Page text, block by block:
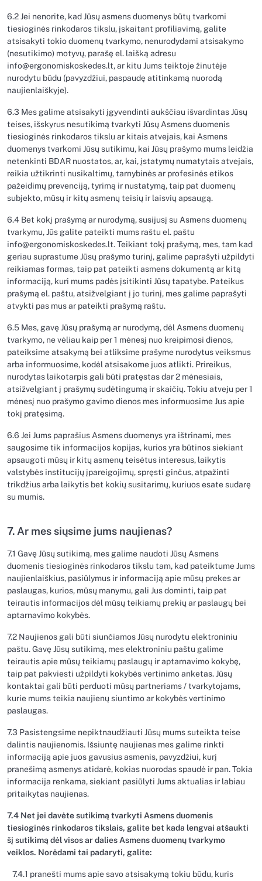
6.2 Jei nenorite, kad Jūsų asmens duomenys būtų tvarkomi
tiesioginės rinkodaros tikslu, įskaitant profiliavimą, galite
atsisakyti tokio duomenų tvarkymo, nenurodydami atsisakymo
(nesutikimo) motyvų, parašę el. laišką adresu
info@ergonomiskoskedes.lt, ar kitu Jums teiktoje žinutėje
nurodytu būdu (pavyzdžiui, paspaudę atitinkamą nuorodą
naujienlaiškyje).
6.3 Mes galime atsisakyti įgyvendinti aukščiau išvardintas Jūsų
teises, išskyrus nesutikimą tvarkyti Jūsų Asmens duomenis
tiesioginės rinkodaros tikslu ar kitais atvejais, kai Asmens
duomenys tvarkomi Jūsų sutikimu, kai Jūsų prašymo mums leidžia
netenkinti BDAR nuostatos, ar, kai, įstatymų numatytais atvejais,
reikia užtikrinti nusikaltimų, tarnybinės ar profesinės etikos
pažeidimų prevenciją, tyrimą ir nustatymą, taip pat duomenų
subjekto, mūsų ir kitų asmenų teisių ir laisvių apsaugą.
6.4 Bet kokį prašymą ar nurodymą, susijusį su Asmens duomenų
tvarkymu, Jūs galite pateikti mums raštu el. paštu
info@ergonomiskoskedes.lt. Teikiant tokį prašymą, mes, tam kad
geriau suprastume Jūsų prašymo turinį, galime paprašyti užpildyti
reikiamas formas, taip pat pateikti asmens dokumentą ar kitą
informaciją, kuri mums padės įsitikinti Jūsų tapatybe. Pateikus
prašymą el. paštu, atsižvelgiant į jo turinį, mes galime paprašyti
atvykti pas mus ar pateikti prašymą raštu.
6.5 Mes, gavę Jūsų prašymą ar nurodymą, dėl Asmens duomenų
tvarkymo, ne vėliau kaip per 1 mėnesį nuo kreipimosi dienos,
pateiksime atsakymą bei atliksime prašyme nurodytus veiksmus
arba informuosime, kodėl atsisakome juos atlikti. Prireikus,
nurodytas laikotarpis gali būti pratęstas dar 2 mėnesiais,
atsižvelgiant į prašymų sudėtingumą ir skaičių. Tokiu atveju per 1
mėnesį nuo prašymo gavimo dienos mes informuosime Jus apie
tokį pratęsimą.
6.6 Jei Jums paprašius Asmens duomenys yra ištrinami, mes
saugosime tik informacijos kopijas, kurios yra būtinos siekiant
apsaugoti mūsų ir kitų asmenų teisėtus interesus, laikytis
valstybės institucijų įpareigojimų, spręsti ginčus, atpažinti
trikdžius arba laikytis bet kokių susitarimų, kuriuos esate sudarę
su mumis.
7. Ar mes siųsime jums naujienas?
7.1 Gavę Jūsų sutikimą, mes galime naudoti Jūsų Asmens
duomenis tiesioginės rinkodaros tikslu tam, kad pateiktume Jums
naujienlaiškius, pasiūlymus ir informaciją apie mūsų prekes ar
paslaugas, kurios, mūsų manymu, gali Jus dominti, taip pat
teirautis informacijos dėl mūsų teikiamų prekių ar paslaugų bei
aptarnavimo kokybės.
7.2 Naujienos gali būti siunčiamos Jūsų nurodytu elektroniniu
paštu. Gavę Jūsų sutikimą, mes elektroniniu paštu galime
teirautis apie mūsų teikiamų paslaugų ir aptarnavimo kokybę,
taip pat pakviesti užpildyti kokybės vertinimo anketas. Jūsų
kontaktai gali būti perduoti mūsų partneriams / tvarkytojams,
kurie mums teikia naujienų siuntimo ar kokybės vertinimo
paslaugas.
7.3 Pasistengsime nepiktnaudžiauti Jūsų mums suteikta teise
dalintis naujienomis. Išsiuntę naujienas mes galime rinkti
informaciją apie juos gavusius asmenis, pavyzdžiui, kurį
pranešimą asmenys atidarė, kokias nuorodas spaudė ir pan. Tokia
informacija renkama, siekiant pasiūlyti Jums aktualias ir labiau
pritaikytas naujienas.
7.4 Net jei davėte sutikimą tvarkyti Asmens duomenis
tiesioginės rinkodaros tikslais, galite bet kada lengvai atšaukti
šį sutikimą dėl visos ar dalies Asmens duomenų tvarkymo
veiklos. Norėdami tai padaryti, galite:
7.4.1 pranešti mums apie savo atsisakymą tokiu būdu, kuris